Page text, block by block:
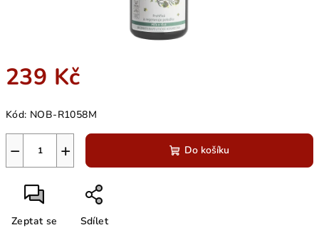
239 Kč
cena:
Kód: NOB-R1058M
+
− Do košíku
Zeptat se Sdílet